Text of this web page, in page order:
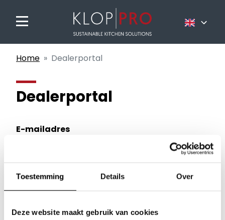
Toestemming Details Over
Deze website maakt gebruik van cookies
Nederlands
Home Dealerportal
Dealerportal
E-mailadres
Wachtwoord